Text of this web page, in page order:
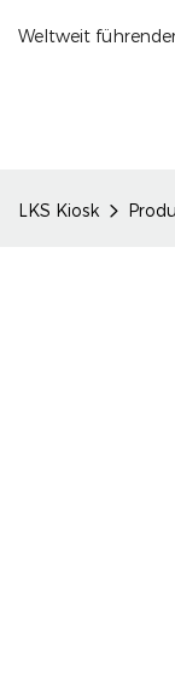
Weltweit
LKS Kiosk